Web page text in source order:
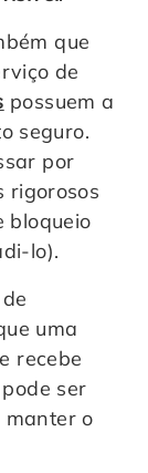
que
de
possuem a
seguro.
por
rigorosos
bloqueio
lo).
uma
recebe
ser
manter o